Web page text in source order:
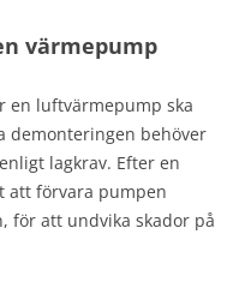
värmepump
en luftvärmepump ska
demonteringen behöver
lagkrav. Efter en
att förvara pumpen
för att undvika skador på